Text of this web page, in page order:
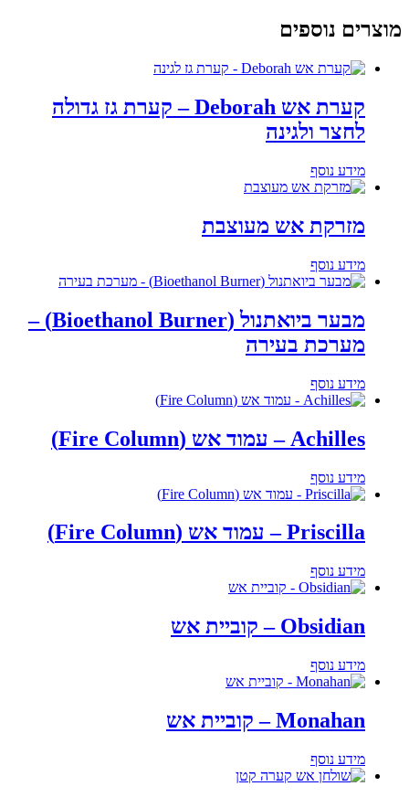
מוצרים נוספים
קערת אש Deborah – קערת גז גדולה
לחצר ולגינה
מידע נוסף
מזרקת אש מעוצבת
מידע נוסף
מבער ביואתנול (Bioethanol Burner) –
מערכת בעירה
מידע נוסף
Achilles – עמוד אש (Fire Column)
מידע נוסף
Priscilla – עמוד אש (Fire Column)
מידע נוסף
Obsidian – קוביית אש
מידע נוסף
Monahan – קוביית אש
מידע נוסף